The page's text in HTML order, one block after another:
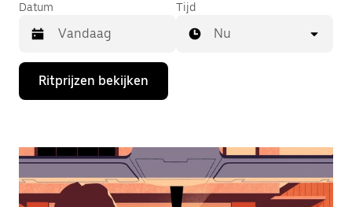
Datum
Druk
de
de
te
openen
Tijd
Nu
Ritprijzen bekijken